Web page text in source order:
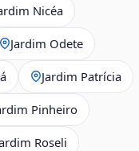
Nicéa
Jardim Odete
Jardim Patrícia
Pinheiro
Roseli